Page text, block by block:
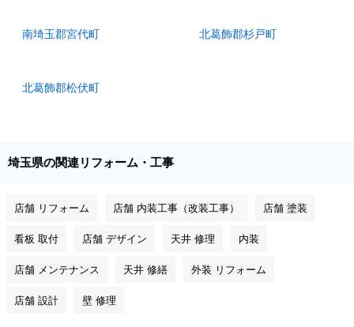
南埼玉郡宮代町 北葛飾郡杉戸町
北葛飾郡松伏町
埼玉県の関連リフォーム・工事
店舗 リフォーム 店舗 内装工事（改装工事） 店舗 塗装
看板 取付 店舗 デザイン 天井 修理 内装
店舗 メンテナンス 天井 修繕 外装 リフォーム
店舗 設計 壁 修理